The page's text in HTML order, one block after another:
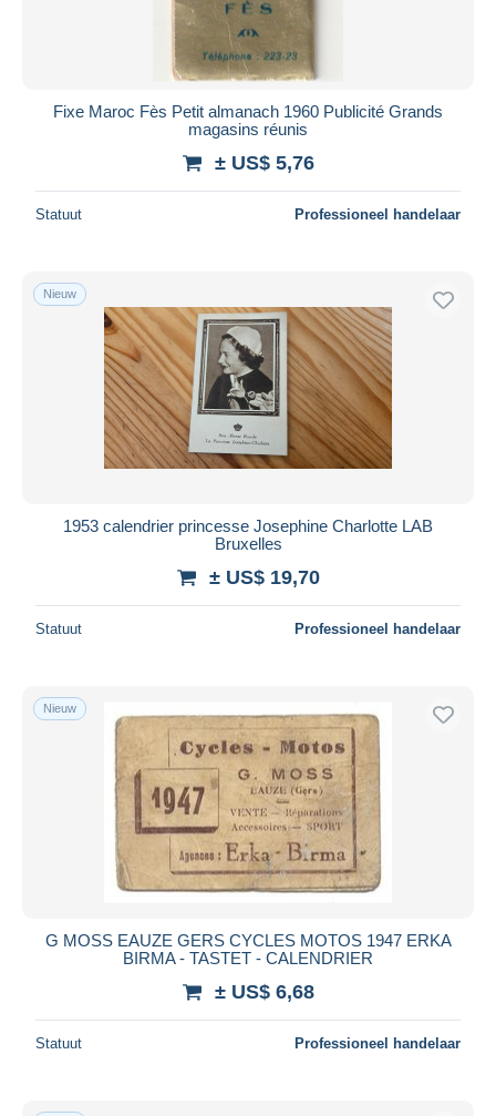
Fixe Maroc Fès Petit almanach 1960 Publicité Grands
magasins réunis
± US$ 5,76
Statuut Professioneel handelaar
Nieuw
1953 calendrier princesse Josephine Charlotte LAB
Bruxelles
± US$ 19,70
Statuut Professioneel handelaar
Nieuw
G MOSS EAUZE GERS CYCLES MOTOS 1947 ERKA
BIRMA - TASTET - CALENDRIER
± US$ 6,68
Statuut Professioneel handelaar